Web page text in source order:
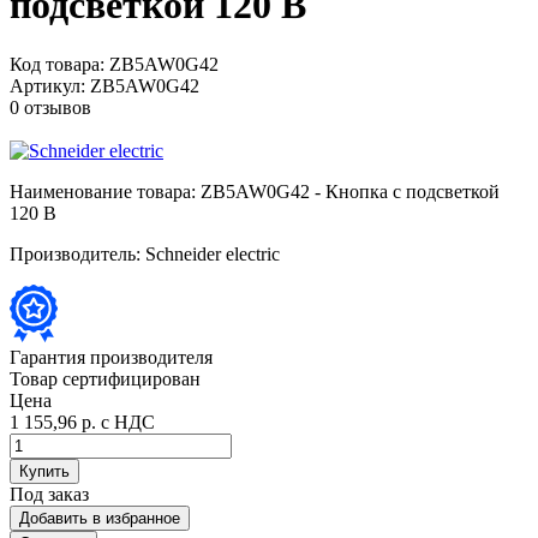
Код товара: ZB5AW0G42
Артикул: ZB5AW0G42
0 отзывов
Наименование товара: ZB5AW0G42 - Кнопка с подсветкой
120 В
Производитель: Schneider electric
Гарантия производителя
Товар сертифицирован
Цена
1 155,96 р. с НДС
Купить
Под заказ
Добавить в избранное